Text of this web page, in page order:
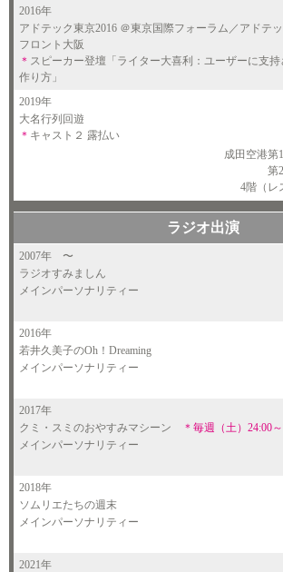
2016年
アドテック東京2016 ＠東京国際フォーラム／アドテ
フロント大阪
＊ スピーカー登壇「ライター大喜利：ユーザーに支
作り方」
2019年
大名行列回遊
＊ キャスト２ 露払い
成田空港第
第
4階（レ
ラジオ出演
2007年
〜
ラジオすみましん
メインパーソナリティー
2016年
若井久美子のOh！Dreaming
メインパーソナリティー
2017年
クミ・スミのおやすみマシーン
＊毎週（土）24:00
メインパーソナリティー
2018年
ソムリエたちの週末
メインパーソナリティー
2021年